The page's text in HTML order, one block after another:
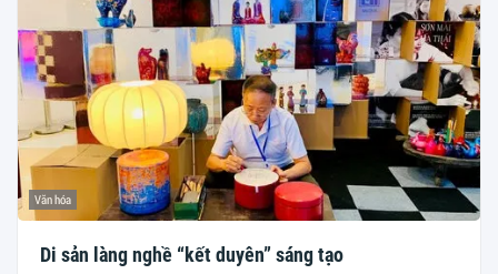
Văn hóa
Di sản làng nghề “kết duyên” sáng tạo